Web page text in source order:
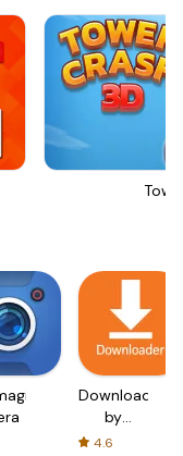
Downloader
by
AFTVnews
4.6